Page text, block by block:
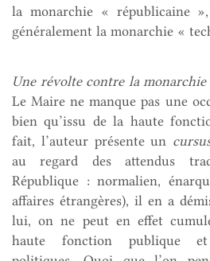
la monarchie « républicaine
généralement la monarchie «
Une révolte contre la
Le Maire ne manque pas une
bien qu’issu de la haute
fait, l’auteur présente un
au regard des attendus
République : normalien,
affaires étrangères), il en a
lui, on ne peut en effet
haute fonction publique et